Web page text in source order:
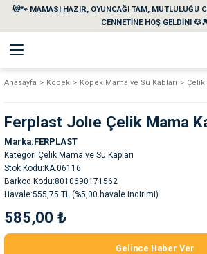
😻🐾 MAMASI HAZIR, OYUNCAĞI TAM, MUTLULUĞU
CENNETİNE HOŞ GELDİN!
Geri Dön
Geri Dön
Temizlik Ürünleri
Geri Dön
Geri Dön
Geri Dön
Geri Dön
Anasayfa Köpek Köpek Mama ve Su Kabları Çelik
Ferplast Jolıe Çelik Mama
Marka FERPLAST
Kategori Çelik Mama ve Su Kapları
Stok Kodu KA.06116
Barkod Kodu 8010690171562
Havale 555,75 TL (%5,00 havale indirimi)
585,00 ₺
Gelince Haber Ver